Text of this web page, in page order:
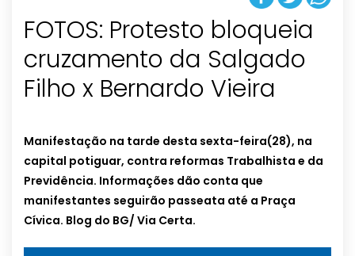
FOTOS: Protesto bloqueia
cruzamento da Salgado
Filho x Bernardo Vieira
Manifestação na tarde desta sexta-feira(28), na
capital potiguar, contra reformas Trabalhista e da
Previdência. Informações dão conta que
manifestantes seguirão passeata até a Praça
Cívica. Blog do BG/ Via Certa.